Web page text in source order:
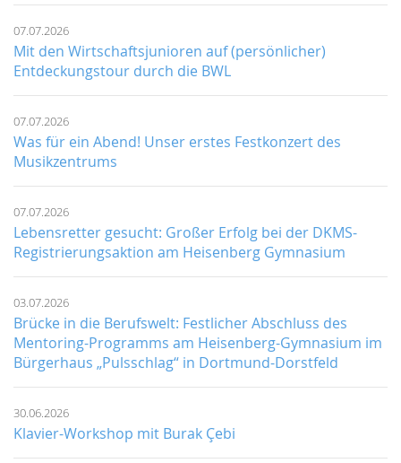
07.07.2026
Mit den Wirtschaftsjunioren auf (persönlicher)
Entdeckungstour durch die BWL
07.07.2026
Was für ein Abend! Unser erstes Festkonzert des
Musikzentrums
07.07.2026
Lebensretter gesucht: Großer Erfolg bei der DKMS-
Registrierungsaktion am Heisenberg Gymnasium
03.07.2026
Brücke in die Berufswelt: Festlicher Abschluss des
Mentoring-Programms am Heisenberg-Gymnasium im
Bürgerhaus „Pulsschlag“ in Dortmund-Dorstfeld
30.06.2026
Klavier-Workshop mit Burak Çebi